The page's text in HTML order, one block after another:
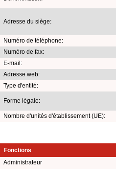
Adresse du siège:
Numéro de téléphone:
Numéro de fax:
E-mail:
Adresse web:
Type d'entité:
Forme légale:
Nombre d'unités d'établissement (UE):
Fonctions
Administrateur